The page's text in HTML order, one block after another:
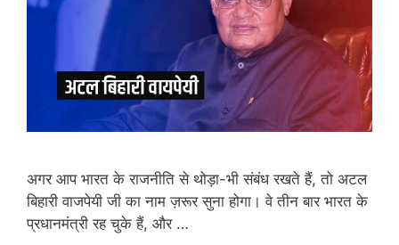
अगर आप भारत के राजनीति से थोड़ा-भी संबंध रखते हैं, तो अटल
बिहारी वाजपेयी जी का नाम ज़रूर सुना होगा। वे तीन बार भारत के
प्रधानमंत्री रह चुके हैं, और …